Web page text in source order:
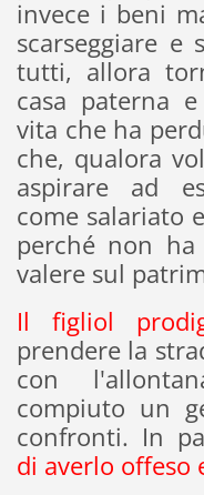
invece i beni
scarseggiare e
tutti, allora
casa paterna
vita che ha
che, qualora
aspirare ad
come salariato
perché non
valere sul
Il figliol
prendere la
con
compiuto un
confronti. In
di averlo offeso